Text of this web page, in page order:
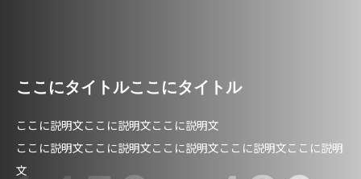
ここにタイトルここにタイトル
ここに説明文ここに説明文ここに説明文
ここに説明文ここに説明文ここに説明文ここに説明文ここに説明
文